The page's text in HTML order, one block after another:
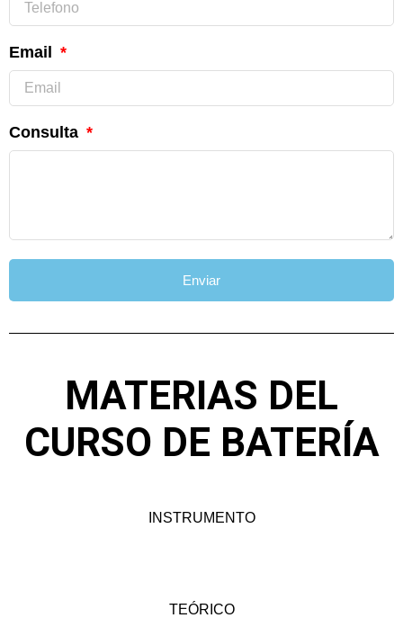
Email
Consulta
Enviar
MATERIAS DEL
CURSO DE BATERÍA
INSTRUMENTO
TEÓRICO